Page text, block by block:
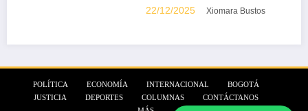
Xiomara Bustos
POLÍTICA ECONOMÍA INTERNACIONAL
BOGOTÁ
JUSTICIA
DEPORTES COLUMNAS
CONTÁCTANOS